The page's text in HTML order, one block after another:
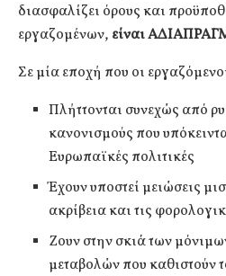
διασφαλίζει όρους και
εργαζομένων, είναι
Σε μία εποχή που οι
Πλήττονται συνεχώς από
κανονισμούς που
Ευρωπαϊκές πολιτικές
Έχουν υποστεί μειώσεις
ακρίβεια και τις
Ζουν στην σκιά των
μεταβολών που καθιστούν